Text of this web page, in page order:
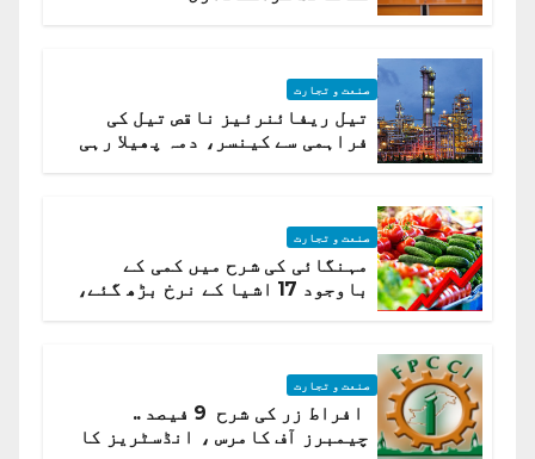
صنعت و تجارت
تیل ریفائنرئیز ناقص تیل کی
فراہمی سے کینسر، دمہ پھیلا رہی
صنعت و تجارت
مہنگائی کی شرح میں کمی کے
باوجود 17 اشیا کے نرخ بڑھ گئے،
صنعت و تجارت
افراط زر کی شرح 9 فیصد ..
چیمبرز آف کامرس ، انڈسٹریز کا